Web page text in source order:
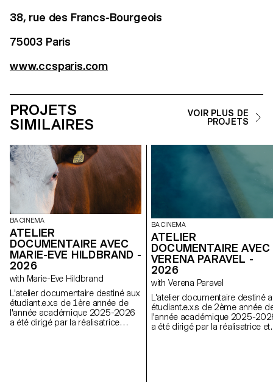
38, rue des Francs-Bourgeois
75003 Paris
www.ccsparis.com
PROJETS
SIMILAIRES
VOIR PLUS DE
PROJETS
BA CINEMA
ATELIER
DOCUMENTAIRE AVEC
MARIE-EVE HILDBRAND -
2026
with Marie-Eve Hildbrand
L'atelier documentaire destiné aux
étudiant.e.x.s de 1ère année de
l'année académique 2025-2026
a été dirigé par la réalisatrice
BA CINEMA
ATELIER
DOCUMENTAIRE AVEC
VERENA PARAVEL -
2026
with Verena Paravel
L'atelier documentaire destiné
étudiant.e.x.s de 2ème année
l'année académique 2025-
a été dirigé par la réalisatrice et